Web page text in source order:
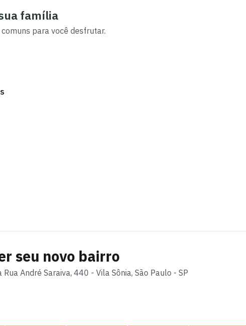
família
para você desfrutar.
seu novo bairro
Rua André Saraiva, 440 - Vila Sônia, São Paulo - SP